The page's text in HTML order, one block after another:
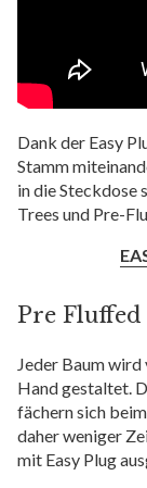
Dank der Easy
Stamm
in die Steckdose
Trees und Pre-
Pre Fluffed
Jeder Baum
Hand gestaltet.
fächern sich
daher weniger
mit Easy Plug